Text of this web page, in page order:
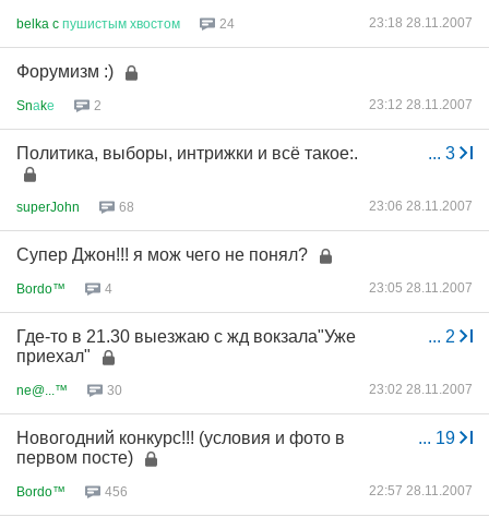
belka c пушистым хвостом 24 23:18 28.11.2007
Форумизм :)
Snаkе 2 23:12 28.11.2007
... 3
Политика, выборы, интрижки и всё такое:.
superJohn 68 23:06 28.11.2007
Супер Джон!!! я мож чего не понял?
Bordo™ 4 23:05 28.11.2007
... 2
Где-то в 21.30 выезжаю с жд вокзала"Уже
приехал"
ne@...™ 30 23:02 28.11.2007
... 19
Новогодний конкурс!!! (условия и фото в
первом посте)
Bordo™ 456 22:57 28.11.2007